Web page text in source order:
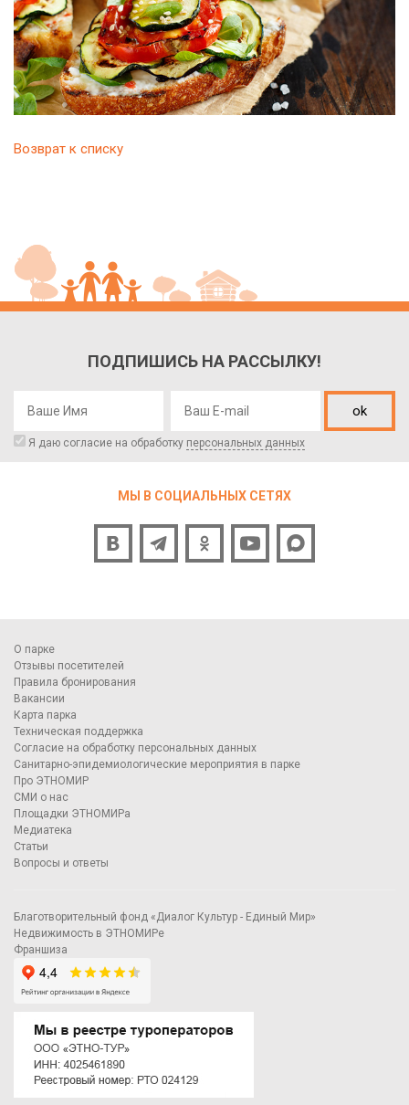
Возврат к списку
ПОДПИШИСЬ НА РАССЫЛКУ!
ok
Я даю согласие на обработку персональных данных
МЫ В СОЦИАЛЬНЫХ СЕТЯХ
О парке
Отзывы посетителей
Правила бронирования
Вакансии
Карта парка
Техническая поддержка
Согласие на обработку персональных данных
Санитарно-эпидемиологические мероприятия в парке
Про ЭТНОМИР
СМИ о нас
Площадки ЭТНОМИРа
Медиатека
Статьи
Вопросы и ответы
Благотворительный фонд «Диалог Культур - Единый Мир»
Недвижимость в ЭТНОМИРе
Франшиза